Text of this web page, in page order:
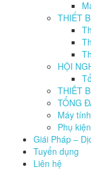
THIẾT
HỘI
THIÊT
TỔNG
Máy
Phụ
Giái Pháp –
Tuyển dụng
Liên hệ